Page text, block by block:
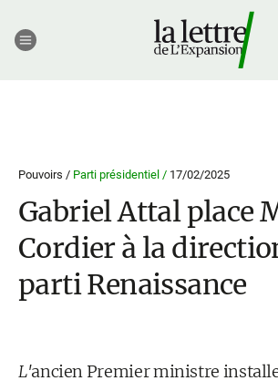
Pouvoirs / Parti présidentiel / 17/02/2025
Gabriel Attal place
Cordier à la
parti Renaissance
L'ancien Premier ministre